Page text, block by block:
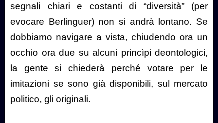
segnali chiari e costanti di “diversità” (per
evocare Berlinguer) non si andrà lontano. Se
dobbiamo navigare a vista, chiudendo ora un
occhio ora due su alcuni princìpi deontologici,
la gente si chiederà perché votare per le
imitazioni se sono già disponibili, sul mercato
politico, gli originali.